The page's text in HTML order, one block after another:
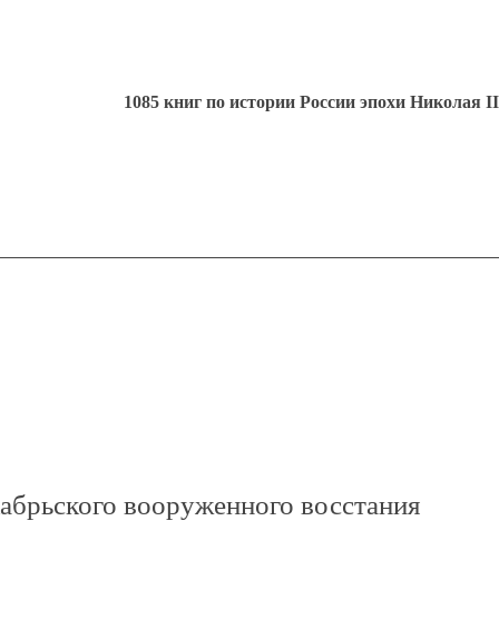
1085 книг по истории России эпохи Николая II
вооруженного восстания